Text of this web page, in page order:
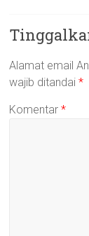
Alamat email
wajib ditandai*
Komentar*